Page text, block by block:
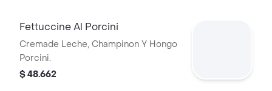
Fettuccine Al Porcini
Cremade Leche, Champinon Y Hongo
Porcini.
$ 48.662